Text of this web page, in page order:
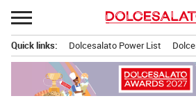
Passa
al
contenuto
principale
Quick links: Dolcesalato Power List